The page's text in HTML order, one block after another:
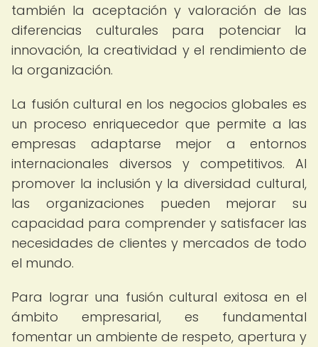
también la aceptación y valoración de las
diferencias culturales para potenciar la
innovación, la creatividad y el rendimiento de
la organización.
La fusión cultural en los negocios globales es
un proceso enriquecedor que permite a las
empresas adaptarse mejor a entornos
internacionales diversos y competitivos. Al
promover la inclusión y la diversidad cultural,
las organizaciones pueden mejorar su
capacidad para comprender y satisfacer las
necesidades de clientes y mercados de todo
el mundo.
Para lograr una fusión cultural exitosa en el
ámbito empresarial, es fundamental
fomentar un ambiente de respeto, apertura y